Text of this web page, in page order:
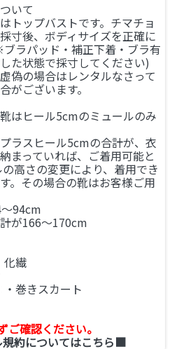
いて
トップバストです。チマチョ
寸後、ボディサイズを正確に
ラパッド・補正下着・ブラ有
た状態で採寸してください)
偽の場合はレンタルなさって
がございます。
はヒール5cmのミュールのみ
ラスヒール5cmの合計が、衣
まっていれば、ご着用可能と
高さの変更により、着用でき
。その場合の靴はお客様ご用
94cm
が166～170cm
繊
巻きスカート
ご確認ください。
約についてはこちら■